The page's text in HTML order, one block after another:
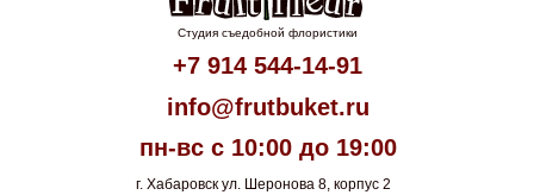
Студия съедобной флористики
+7 914 544-14-91
info@frutbuket.ru
пн-вс с 10:00 до 19:00
г. Хабаровск ул. Шеронова 8, корпус 2